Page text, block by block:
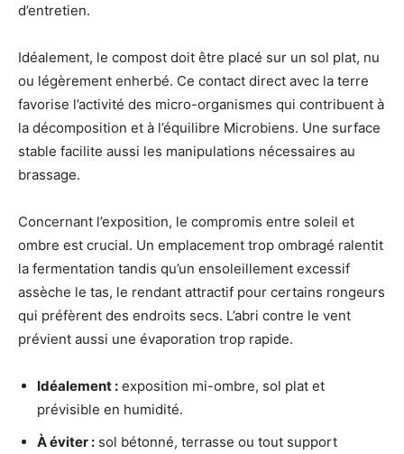
d’entretien.
Idéalement, le compost doit être placé sur un sol plat, nu
ou légèrement enherbé. Ce contact direct avec la terre
favorise l’activité des micro-organismes qui contribuent à
la décomposition et à l’équilibre Microbiens. Une surface
stable facilite aussi les manipulations nécessaires au
brassage.
Concernant l’exposition, le compromis entre soleil et
ombre est crucial. Un emplacement trop ombragé ralentit
la fermentation tandis qu’un ensoleillement excessif
assèche le tas, le rendant attractif pour certains rongeurs
qui préfèrent des endroits secs. L’abri contre le vent
prévient aussi une évaporation trop rapide.
Idéalement : exposition mi-ombre, sol plat et
prévisible en humidité.
À éviter : sol bétonné, terrasse ou tout support